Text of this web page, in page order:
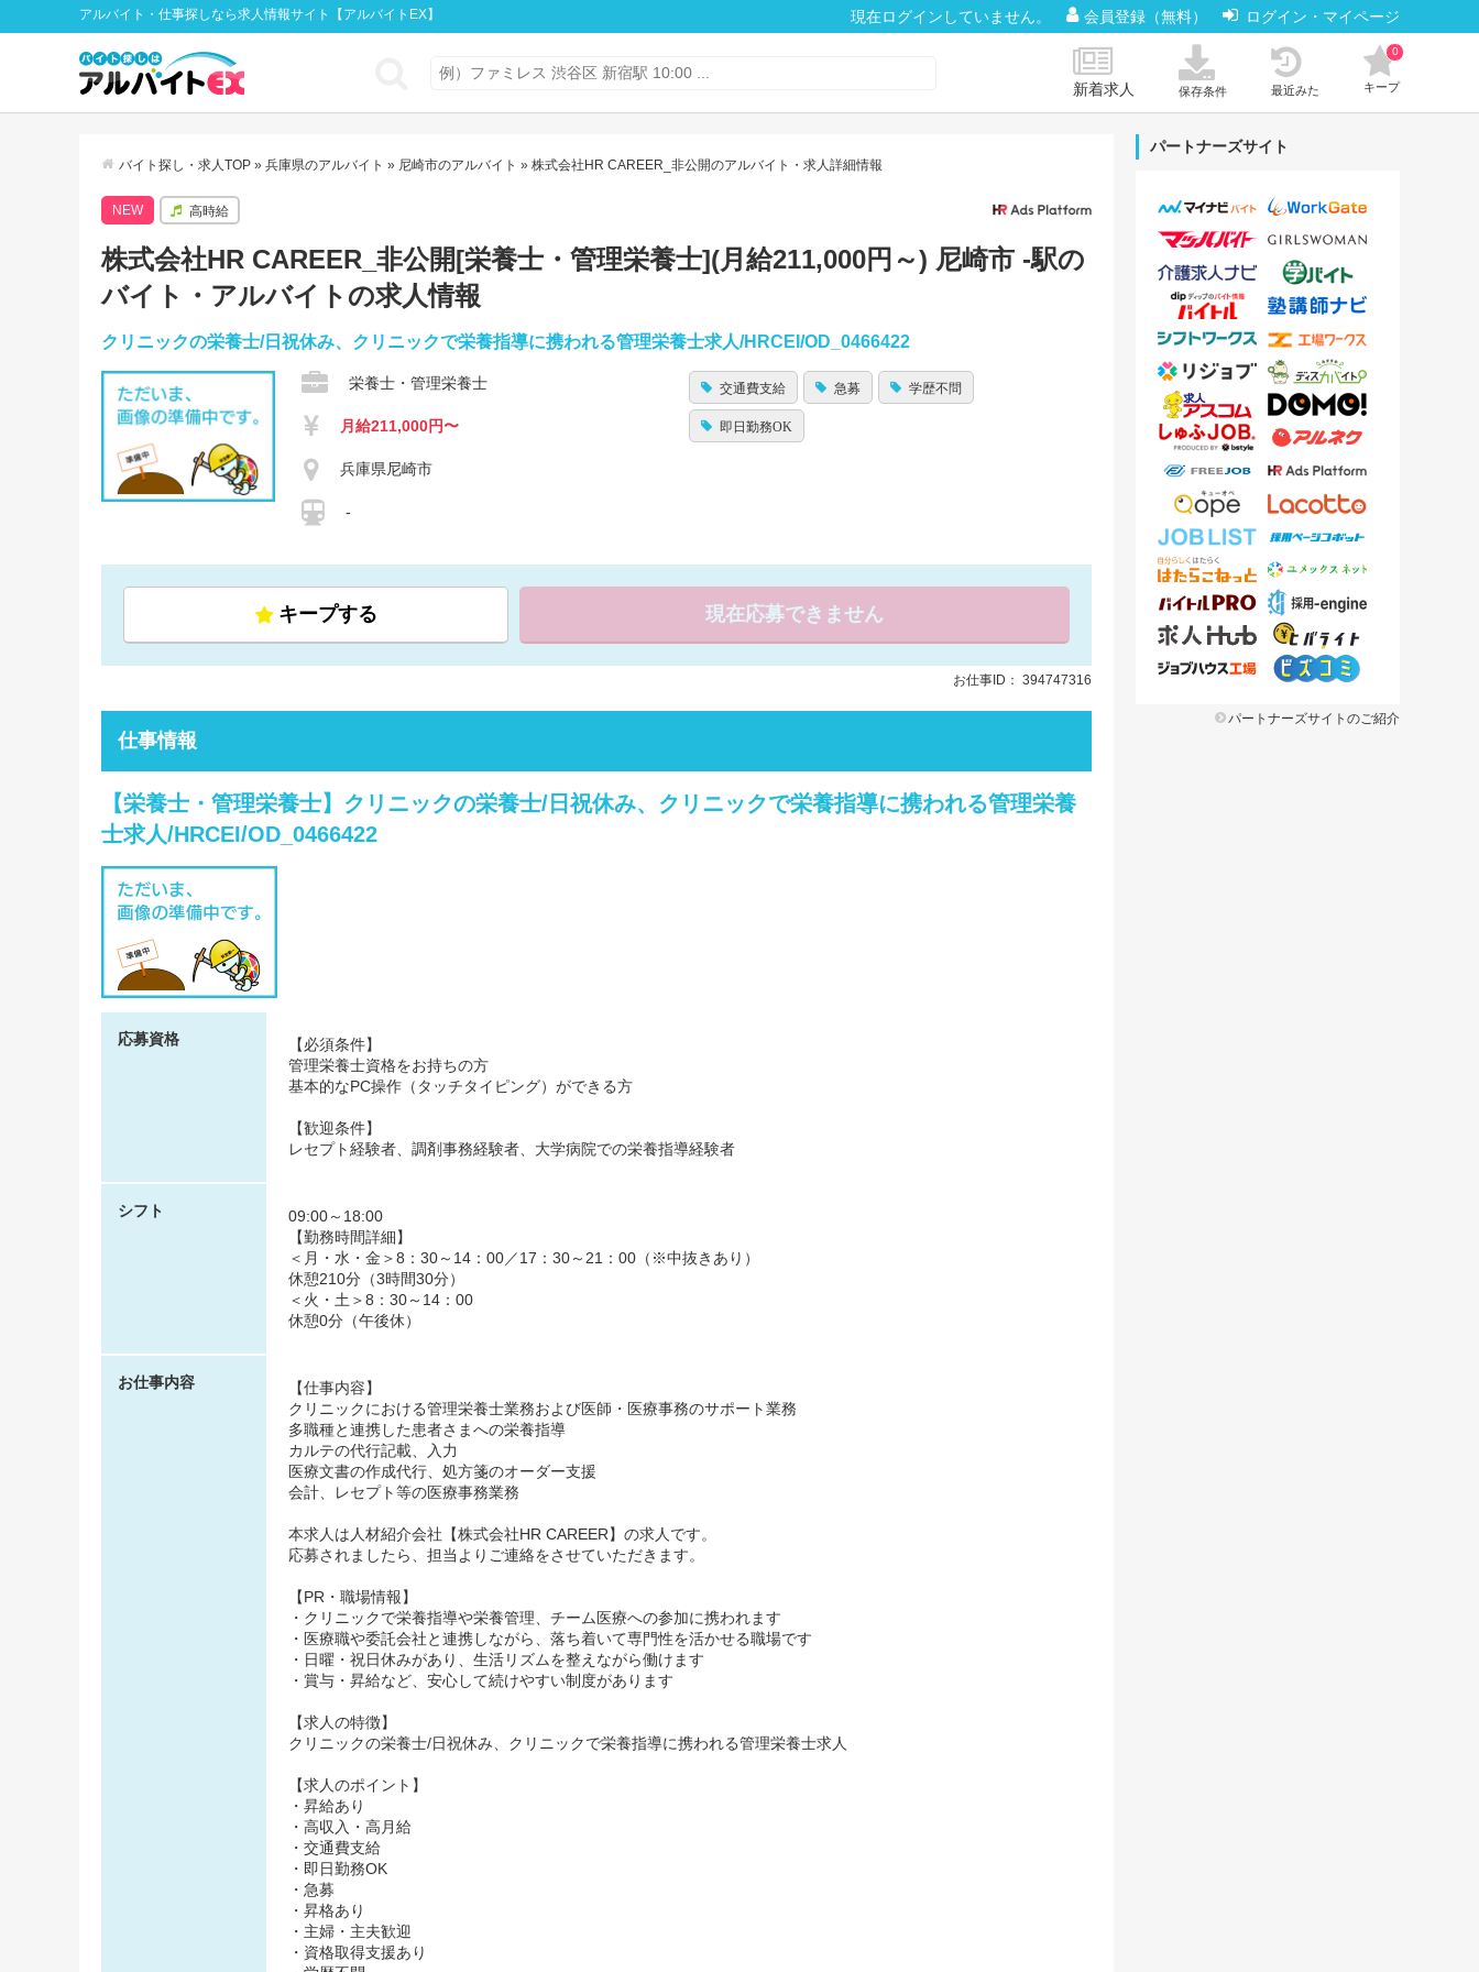
アルバイト・仕事探しなら求人情報サイト【アルバイトEX】 現在ログインしていません。 会員登録（無料） ログイン・マイページ
新着求人 保存条件 最近みた キープ
0
バイト探し・求人TOP » 兵庫県のアルバイト » 尼崎市のアルバイト » 株式会社HR CAREER_非公開のアルバイト・求人詳細情報
NEW 高時給
株式会社HR CAREER_非公開[栄養士・管理栄養士](月給211,000円～) 尼崎市 -駅の
バイト・アルバイトの求人情報
クリニックの栄養士/日祝休み、クリニックで栄養指導に携われる管理栄養士求人/HRCEI/OD_0466422
栄養士・管理栄養士
月給211,000円〜
兵庫県尼崎市
-
交通費支給 急募 学歴不問
即日勤務OK
キープする 現在応募できません
お仕事ID： 394747316
仕事情報
【栄養士・管理栄養士】クリニックの栄養士/日祝休み、クリニックで栄養指導に携われる管理栄養
士求人/HRCEI/OD_0466422
応募資格
【必須条件】
管理栄養士資格をお持ちの方
基本的なPC操作（タッチタイピング）ができる方
【歓迎条件】
レセプト経験者、調剤事務経験者、大学病院での栄養指導経験者
シフト
09:00～18:00
【勤務時間詳細】
＜月・水・金＞8：30～14：00／17：30～21：00（※中抜きあり）
休憩210分（3時間30分）
＜火・土＞8：30～14：00
休憩0分（午後休）
お仕事内容
【仕事内容】
クリニックにおける管理栄養士業務および医師・医療事務のサポート業務
多職種と連携した患者さまへの栄養指導
カルテの代行記載、入力
医療文書の作成代行、処方箋のオーダー支援
会計、レセプト等の医療事務業務
本求人は人材紹介会社【株式会社HR CAREER】の求人です。
応募されましたら、担当よりご連絡をさせていただきます。
【PR・職場情報】
・クリニックで栄養指導や栄養管理、チーム医療への参加に携われます
・医療職や委託会社と連携しながら、落ち着いて専門性を活かせる職場です
・日曜・祝日休みがあり、生活リズムを整えながら働けます
・賞与・昇給など、安心して続けやすい制度があります
【求人の特徴】
クリニックの栄養士/日祝休み、クリニックで栄養指導に携われる管理栄養士求人
【求人のポイント】
・昇給あり
・高収入・高月給
・交通費支給
・即日勤務OK
・急募
・昇格あり
・主婦・主夫歓迎
・資格取得支援あり
パートナーズサイト
パートナーズサイトのご紹介